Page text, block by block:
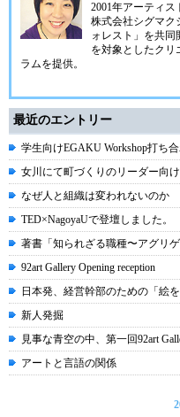
2001年アーティス
株式会社シグマク
ォレスト」を共
を対象としたクリ
ラムを提供。
最近のエントリー
学生向けEGAKU Workshop打ち
女川にて町づくりのリーダー向
なぜ人と組織は変われないのか
TED×NagoyaUで登壇しました。
著書「知られざる職種〜アグリ
92art Gallery Opening reception
日本発、経営幹部のための「絵
新人発掘
見事な青空の中、第一回92art
アートと言語の関係